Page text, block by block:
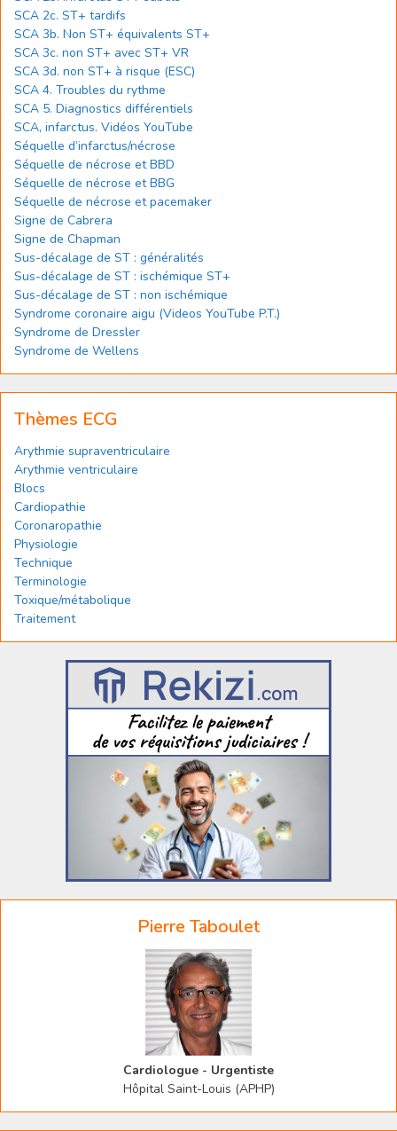
SCA 2c. ST+ tardifs
SCA 3b. Non ST+ équivalents ST+
SCA 3c. non ST+ avec ST+ VR
SCA 3d. non ST+ à risque (ESC)
SCA 4. Troubles du rythme
SCA 5. Diagnostics différentiels
SCA, infarctus. Vidéos YouTube
Séquelle d’infarctus/nécrose
Séquelle de nécrose et BBD
Séquelle de nécrose et BBG
Séquelle de nécrose et pacemaker
Signe de Cabrera
Signe de Chapman
Sus-décalage de ST : généralités
Sus-décalage de ST : ischémique ST+
Sus-décalage de ST : non ischémique
Syndrome coronaire aigu (Videos YouTube P.T.)
Syndrome de Dressler
Syndrome de Wellens
Thèmes ECG
Arythmie supraventriculaire
Arythmie ventriculaire
Blocs
Cardiopathie
Coronaropathie
Physiologie
Technique
Terminologie
Toxique/métabolique
Traitement
Pierre Taboulet
Cardiologue - Urgentiste
Hôpital Saint-Louis (APHP)